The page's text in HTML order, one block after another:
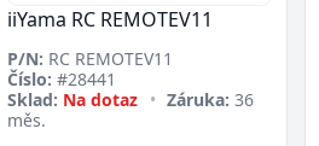
iiYama RC REMOTEV11
P/N: RC REMOTEV11
Číslo: #28441
Sklad: Na dotaz • Záruka: 36
měs.